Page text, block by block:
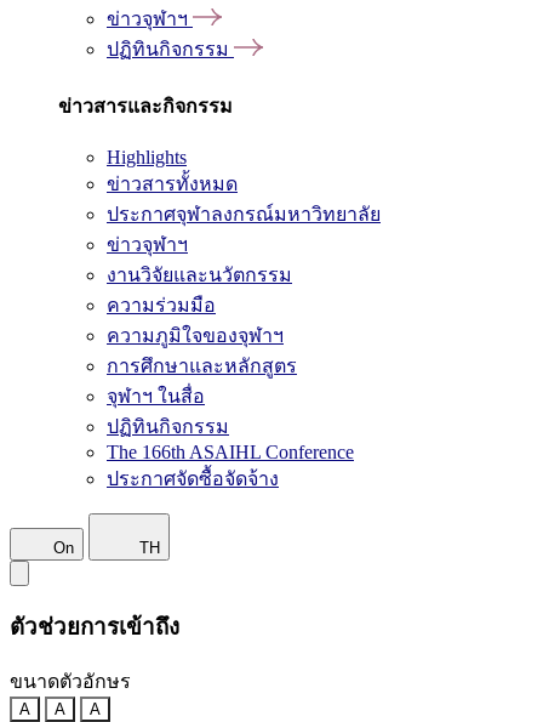
ข่าวจุฬาฯ
ปฏิทินกิจกรรม
ข่าวสารและกิจกรรม
Highlights
ข่าวสารทั้งหมด
ประกาศจุฬาลงกรณ์มหาวิทยาลัย
ข่าวจุฬาฯ
งานวิจัยและนวัตกรรม
ความร่วมมือ
ความภูมิใจของจุฬาฯ
การศึกษาและหลักสูตร
จุฬาฯ ในสื่อ
ปฏิทินกิจกรรม
The 166th ASAIHL Conference
ประกาศจัดซื้อจัดจ้าง
On TH
ตัวช่วยการเข้าถึง
ขนาดตัวอักษร
A A A